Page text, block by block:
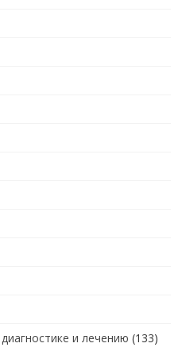
и лечению (133)